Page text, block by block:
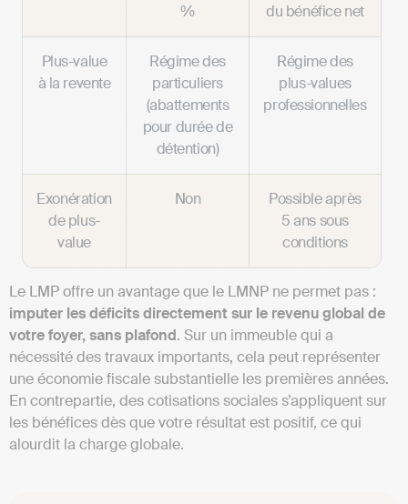
%
du bénéfice net
Plus-value
à la revente
Régime des
particuliers
(abattements
pour durée de
détention)
Régime des
plus-values
professionnelles
Exonération
de plus-
value
Non
Possible après
5 ans sous
conditions
Le LMP offre un avantage que le LMNP ne permet pas :
imputer les déficits directement sur le revenu global de
votre foyer, sans plafond. Sur un immeuble qui a
nécessité des travaux importants, cela peut représenter
une économie fiscale substantielle les premières années.
En contrepartie, des cotisations sociales s’appliquent sur
les bénéfices dès que votre résultat est positif, ce qui
alourdit la charge globale.